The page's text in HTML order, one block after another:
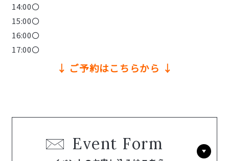
14:00〇
15:00〇
16:00〇
17:00〇
↓ ご予約はこちらから ↓
Event Form